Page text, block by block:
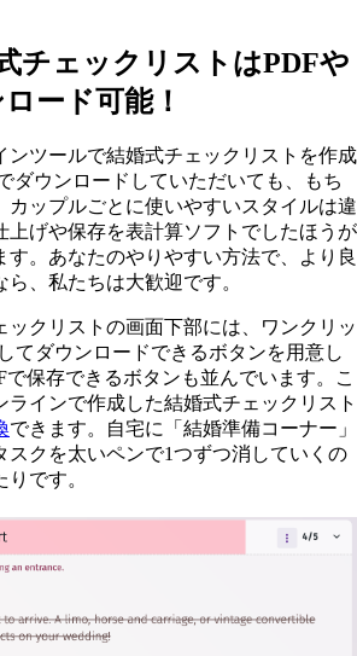
チェックリストはPDFや
ード可能！
ンツールで結婚式チェックリストを作成
ダウンロードしていただいても、もち
カップルごとに使いやすいスタイルは違
上げや保存を表計算ソフトでしたほうが
す。あなたのやりやすい方法で、より良
、私たちは大歓迎です。
ックリストの画面下部には、ワンクリッ
てダウンロードできるボタンを用意し
で保存できるボタンも並んでいます。こ
ラインで作成した結婚式チェックリスト
できます。自宅に「結婚準備コーナー」
スクを太いペンで1つずつ消していくの
です。